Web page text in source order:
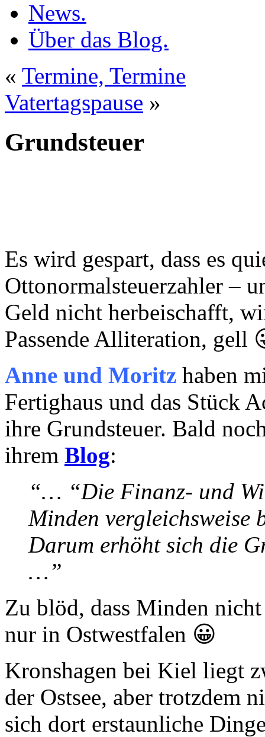
News.
Über das Blog.
« Termine, Termine
Vatertagspause »
Grundsteuer
Es wird gespart, dass es
Ottonormalsteuerzahler –
Geld nicht herbeischafft,
Passende Alliteration, gell
Anne und Moritz haben
Fertighaus und das Stück
ihre Grundsteuer. Bald
ihrem Blog:
“… “Die Finanz- und
Minden vergleichsweise
Darum erhöht sich die
…”
Zu blöd, dass Minden
nur in Ostwestfalen 😀
Kronshagen bei Kiel liegt
der Ostsee, aber trotzdem
sich dort erstaunliche